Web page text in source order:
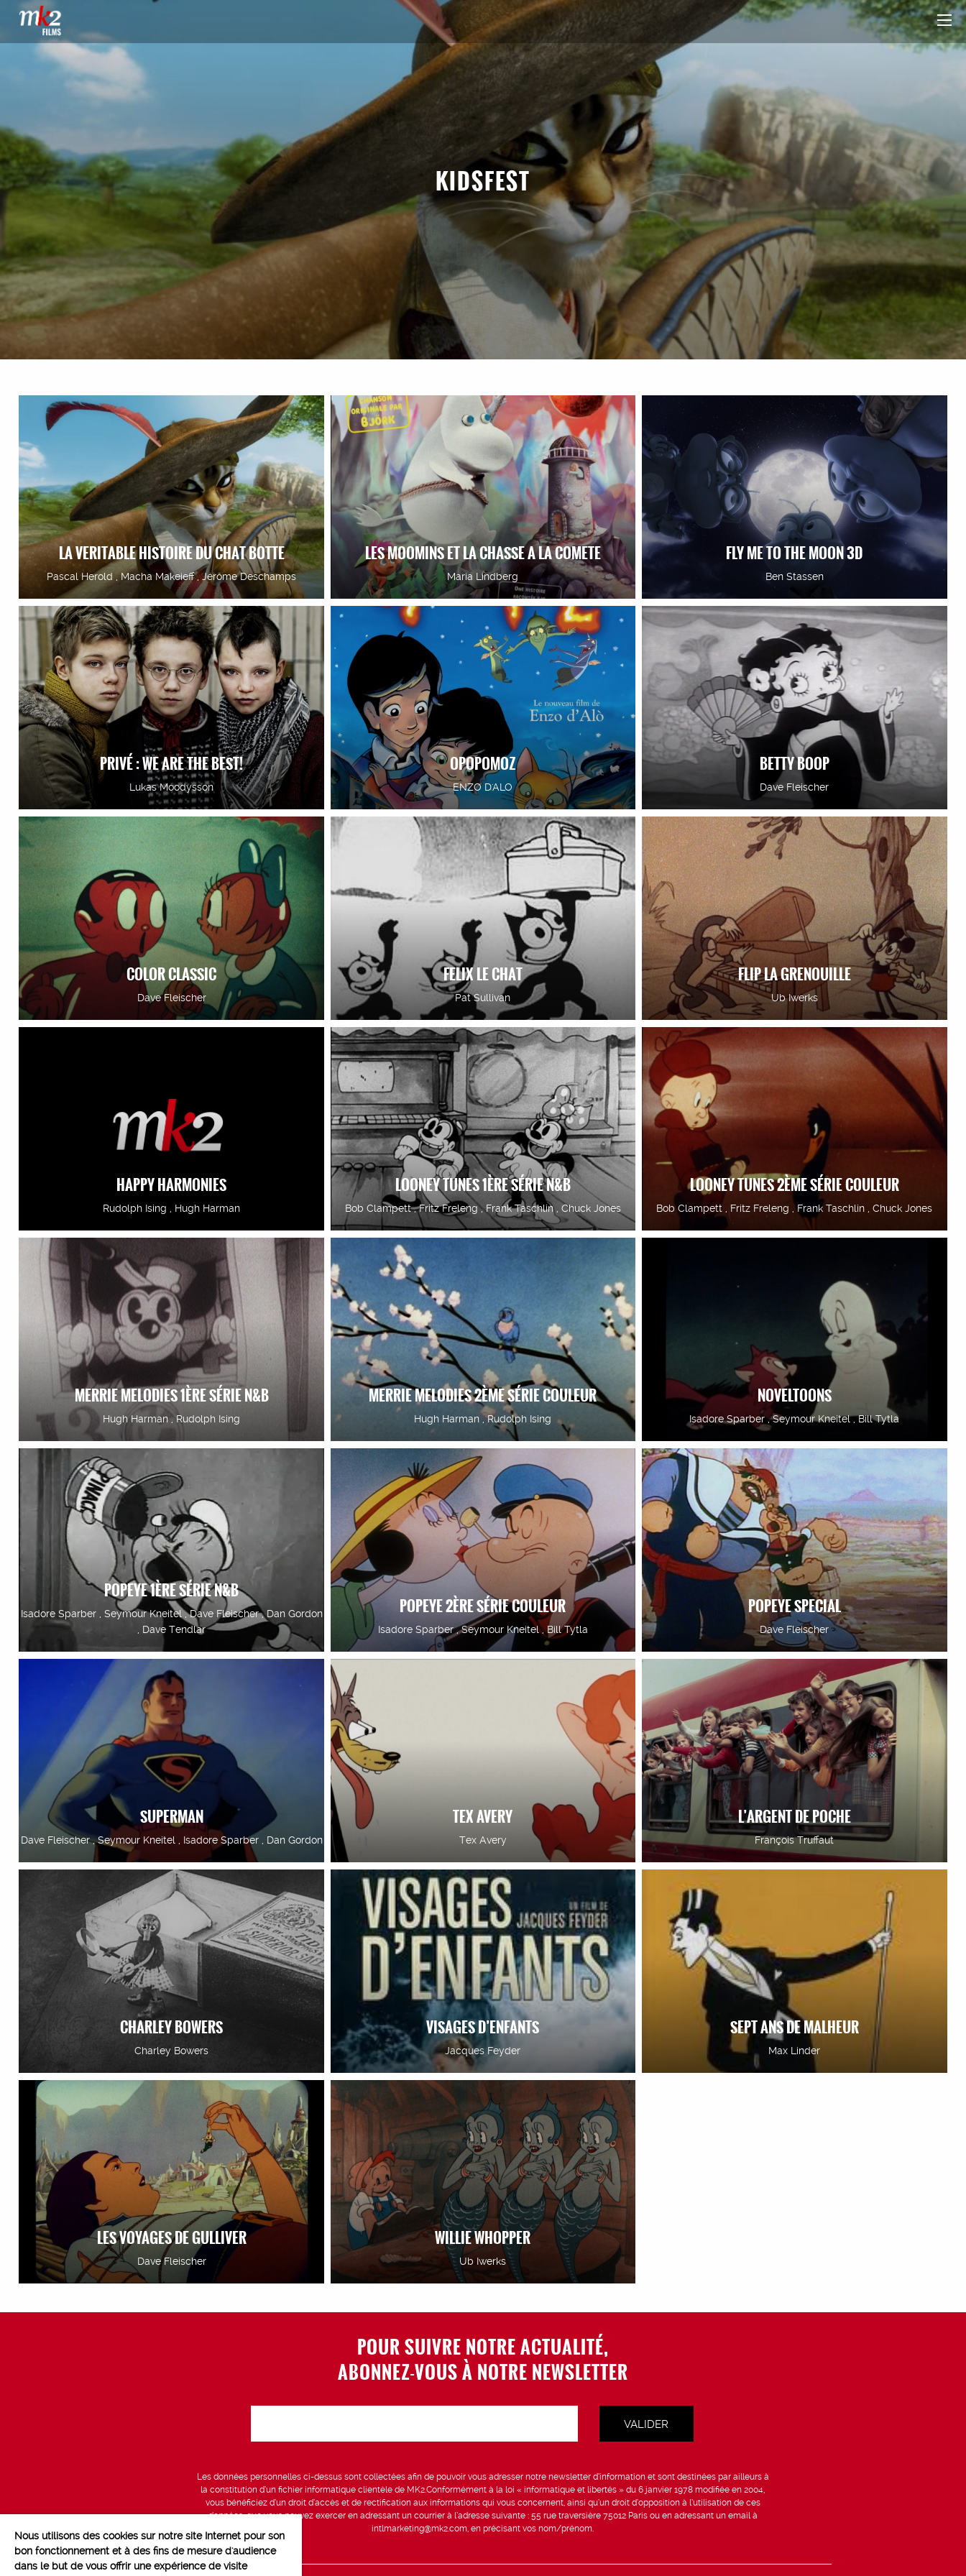
KIDSFEST
LA VERITABLE HISTOIRE DU CHAT BOTTE
Pascal Herold , Macha Makeieff , Jérôme Deschamps
LES MOOMINS ET LA CHASSE A LA COMETE
Maria Lindberg
FLY ME TO THE MOON 3D
Ben Stassen
PRIVÉ : WE ARE THE BEST!
Lukas Moodysson
OPOPOMOZ
ENZO D'ALO
BETTY BOOP
Dave Fleischer
COLOR CLASSIC
Dave Fleischer
FELIX LE CHAT
Pat Sullivan
FLIP LA GRENOUILLE
Ub Iwerks
HAPPY HARMONIES
Rudolph Ising , Hugh Harman
LOONEY TUNES 1ÈRE SÉRIE N&B
Bob Clampett , Fritz Freleng , Frank Taschlin , Chuck Jones
LOONEY TUNES 2ÈME SÉRIE COULEUR
Bob Clampett , Fritz Freleng , Frank Taschlin , Chuck Jones
MERRIE MELODIES 1ÈRE SÉRIE N&B
Hugh Harman , Rudolph Ising
MERRIE MELODIES 2ÈME SÉRIE COULEUR
Hugh Harman , Rudolph Ising
NOVELTOONS
Isadore Sparber , Seymour Kneitel , Bill Tytla
POPEYE 1ÈRE SÉRIE N&B
Isadore Sparber , Seymour Kneitel , Dave Fleischer , Dan Gordon
, Dave Tendlar
POPEYE 2ÈRE SÉRIE COULEUR
Isadore Sparber , Seymour Kneitel , Bill Tytla
POPEYE SPECIAL
Dave Fleischer
SUPERMAN
Dave Fleischer , Seymour Kneitel , Isadore Sparber , Dan Gordon
TEX AVERY
Tex Avery
L’ARGENT DE POCHE
François Truffaut
CHARLEY BOWERS
Charley Bowers
VISAGES D’ENFANTS
Jacques Feyder
SEPT ANS DE MALHEUR
Max Linder
LES VOYAGES DE GULLIVER
Dave Fleischer
WILLIE WHOPPER
Ub Iwerks
POUR SUIVRE NOTRE ACTUALITÉ,
ABONNEZ-VOUS À NOTRE NEWSLETTER
Les données personnelles ci-dessus sont collectées afin de pouvoir vous adresser notre newsletter d’information et sont destinées par ailleurs à
la constitution d’un fichier informatique clientèle de MK2.Conformément à la loi « informatique et libertés » du 6 janvier 1978 modifiée en 2004,
vous bénéficiez d’un droit d’accès et de rectification aux informations qui vous concernent, ainsi qu’un droit d’opposition à l’utilisation de ces
données, que vous pouvez exercer en adressant un courrier à l’adresse suivante : 55 rue traversière 75012 Paris ou en adressant un email à
intlmarketing@mk2.com, en précisant vos nom/prénom.
Nous utilisons des cookies sur notre site Internet pour son
bon fonctionnement et à des fins de mesure d'audience
dans le but de vous offrir une expérience de visite